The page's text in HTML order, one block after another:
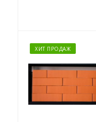
ХИТ ПРОДАЖ